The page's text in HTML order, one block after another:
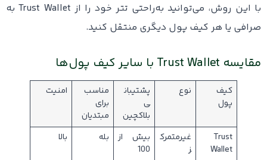
با این روش، می‌توانید به‌راحتی تتر خود را از Trust Wallet به
صرافی یا هر کیف پول دیگری منتقل کنید.
مقایسه Trust Wallet با سایر کیف پول‌ها
کیف
پول
نوع
پشتیبان
ی
بلاکچین
مناسب
برای
مبتدیان
امنیت
Trust
Wallet
غیرمتمرک
ز
بیش از
100
بله بالا